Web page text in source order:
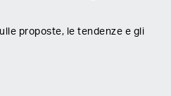
proposte, le tendenze e gli